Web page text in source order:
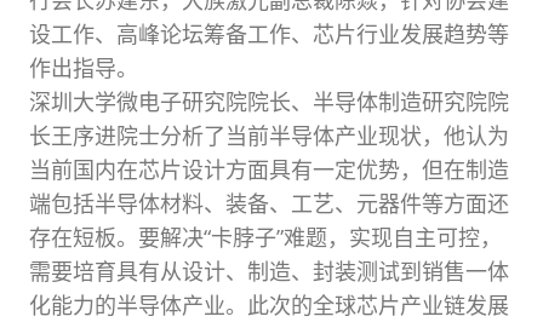
设工作、高峰论坛筹备工作、芯片行业发展趋势等
作出指导。
深圳大学微电子研究院院长、半导体制造研究院院
长王序进院士分析了当前半导体产业现状，他认为
当前国内在芯片设计方面具有一定优势，但在制造
端包括半导体材料、装备、工艺、元器件等方面还
存在短板。要解决“卡脖子”难题，实现自主可控，
需要培育具有从设计、制造、封装测试到销售一体
化能力的半导体产业。此次的全球芯片产业链发展